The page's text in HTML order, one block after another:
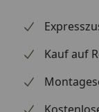
sehr einfach
System
Je nach
Kauf auf